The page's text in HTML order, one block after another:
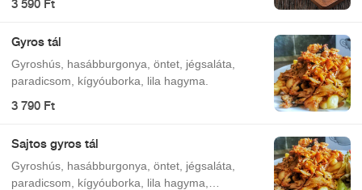
3 590 Ft
Gyros tál
Gyroshús, hasábburgonya, öntet, jégsaláta,
paradicsom, kígyóuborka, lila hagyma.
3 790 Ft
Sajtos gyros tál
Gyroshús, hasábburgonya, öntet, jégsaláta,
paradicsom, kígyóuborka, lila hagyma,